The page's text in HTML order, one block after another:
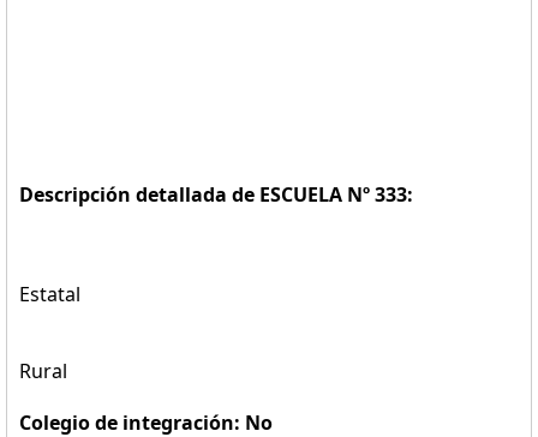
Descripción detallada de ESCUELA Nº 333:
Estatal
Rural
Colegio de integración: No